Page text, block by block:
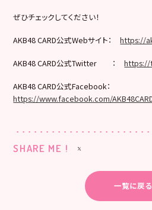
ぜひチェックしてください！
AKB48 CARD公式Webサイト：https://
AKB48 CARD公式Twitter ：https://
AKB48 CARD公式Facebook：
https://www.facebook.com/
SHARE ME !
一覧に戻る